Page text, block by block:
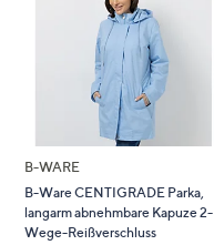
um
diese
anzuzeigen.
B-WARE
B-Ware CENTIGRADE Parka,
langarm abnehmbare Kapuze 2-
Wege-Reißverschluss